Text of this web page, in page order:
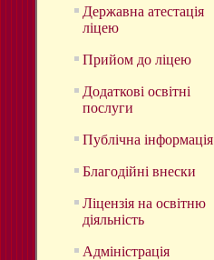
Державна атестація
ліцею
Прийом до ліцею
Додаткові освітні
послуги
Публічна інформація
Благодійні внески
Ліцензія на освітню
діяльність
Адміністрація